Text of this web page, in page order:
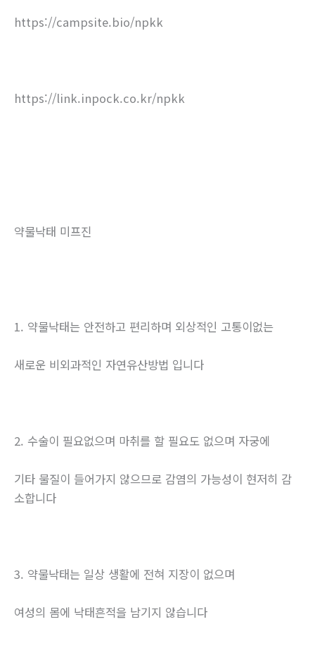
https://campsite.bio/npkk
https://link.inpock.co.kr/npkk
약물낙태 미프진
1. 약물낙태는 안전하고 편리하며 외상적인 고통이없는
새로운 비외과적인 자연유산방법 입니다
2. 수술이 필요없으며 마취를 할 필요도 없으며 자궁에
기타 물질이 들어가지 않으므로 감염의 가능성이 현저히 감
소합니다
3. 약물낙태는 일상 생활에 전혀 지장이 없으며
여성의 몸에 낙태흔적을 남기지 않습니다